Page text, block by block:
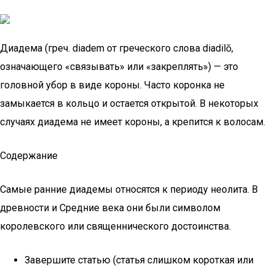
Диадема (греч. diadem от греческого слова diadilō,
означающего «связывать» или «закреплять») — это
головной убор в виде короны. Часто коронка не
замыкается в кольцо и остается открытой. В некоторых
случаях диадема не имеет короны, а крепится к волосам.
Содержание
Самые ранние диадемы относятся к периоду неолита. В
древности и Средние века они были символом
королевского или священнического достоинства.
Завершите статью (статья слишком короткая или